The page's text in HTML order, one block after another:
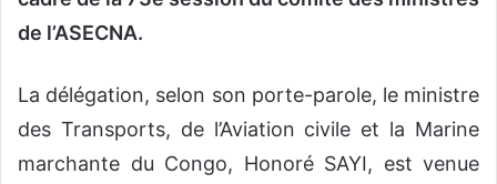
de l’ASECNA.
La délégation, selon son porte-parole, le ministre
des Transports, de l’Aviation civile et la Marine
marchante du Congo, Honoré SAYI, est venue